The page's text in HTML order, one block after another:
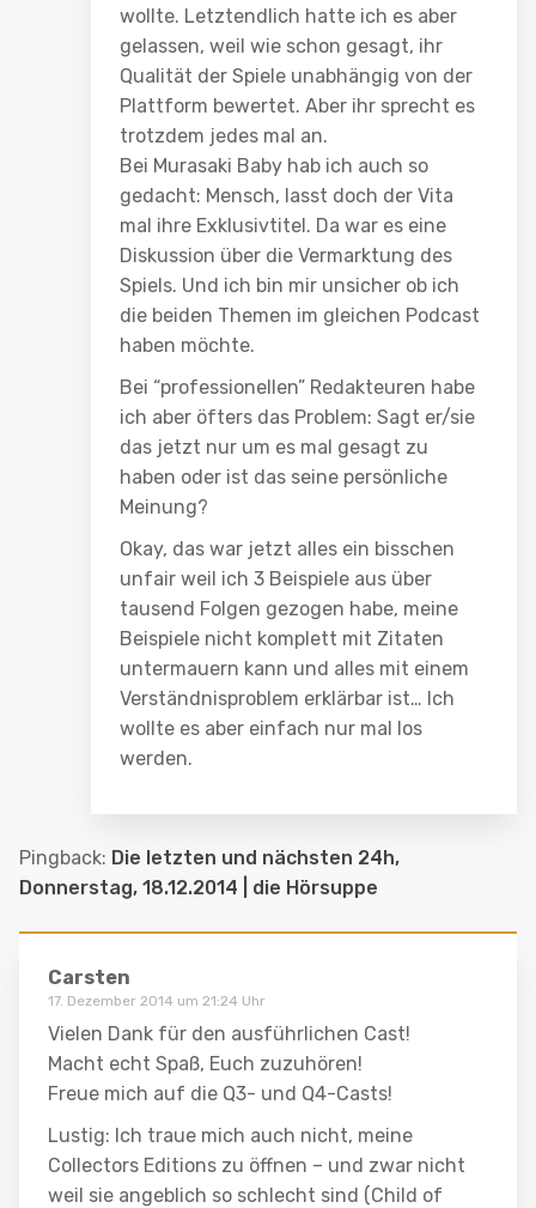
wollte. Letztendlich hatte ich es aber
gelassen, weil wie schon gesagt, ihr
Qualität der Spiele unabhängig von der
Plattform bewertet. Aber ihr sprecht es
trotzdem jedes mal an.
Bei Murasaki Baby hab ich auch so
gedacht: Mensch, lasst doch der Vita
mal ihre Exklusivtitel. Da war es eine
Diskussion über die Vermarktung des
Spiels. Und ich bin mir unsicher ob ich
die beiden Themen im gleichen Podcast
haben möchte.
Bei “professionellen” Redakteuren habe
ich aber öfters das Problem: Sagt er/sie
das jetzt nur um es mal gesagt zu
haben oder ist das seine persönliche
Meinung?
Okay, das war jetzt alles ein bisschen
unfair weil ich 3 Beispiele aus über
tausend Folgen gezogen habe, meine
Beispiele nicht komplett mit Zitaten
untermauern kann und alles mit einem
Verständnisproblem erklärbar ist… Ich
wollte es aber einfach nur mal los
werden.
Pingback: Die letzten und nächsten 24h,
Donnerstag, 18.12.2014 | die Hörsuppe
Carsten
17. Dezember 2014 um 21:24 Uhr
Vielen Dank für den ausführlichen Cast!
Macht echt Spaß, Euch zuzuhören!
Freue mich auf die Q3- und Q4-Casts!
Lustig: Ich traue mich auch nicht, meine
Collectors Editions zu öffnen – und zwar nicht
weil sie angeblich so schlecht sind (Child of